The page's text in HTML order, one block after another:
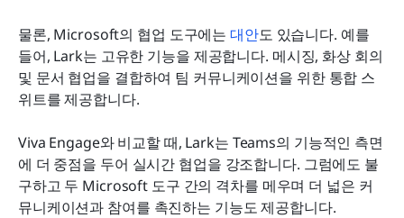
물론, Microsoft의 협업 도구에는 대안도 있습니다. 예를
들어, Lark는 고유한 기능을 제공합니다. 메시징, 화상 회의
및 문서 협업을 결합하여 팀 커뮤니케이션을 위한 통합 스
위트를 제공합니다.
Viva Engage와 비교할 때, Lark는 Teams의 기능적인 측면
에 더 중점을 두어 실시간 협업을 강조합니다. 그럼에도 불
구하고 두 Microsoft 도구 간의 격차를 메우며 더 넓은 커
뮤니케이션과 참여를 촉진하는 기능도 제공합니다.